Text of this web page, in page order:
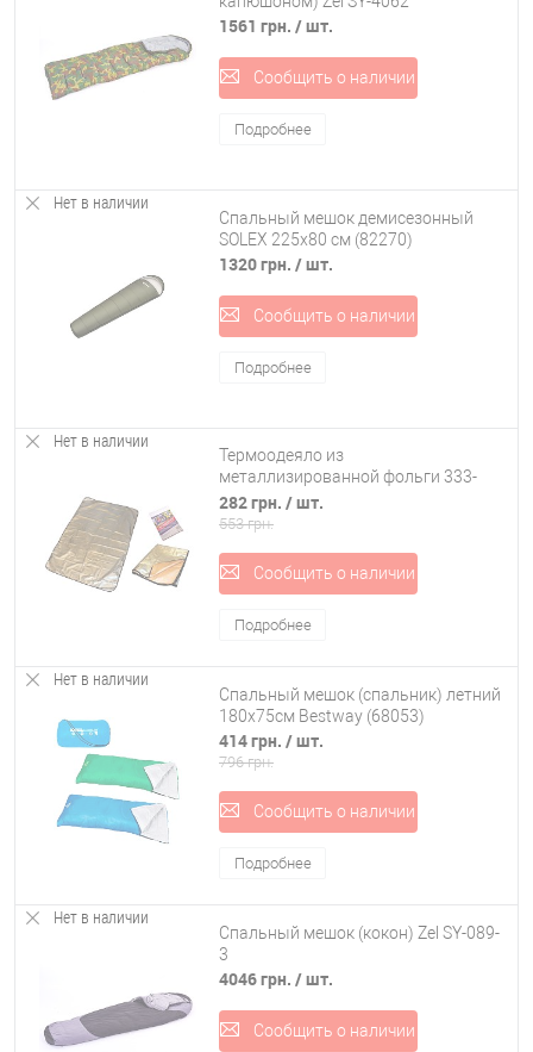
1561 грн. / шт.
Сообщить о наличии
Подробнее
Нет в наличии
Спальный мешок демисезонный
SOLEX 225x80 см (82270)
1320 грн. / шт.
Сообщить о наличии
Подробнее
Нет в наличии
Термоодеяло из
металлизированной фольги 333-
327
282 грн. / шт.
553 грн.
Сообщить о наличии
Подробнее
Нет в наличии
Спальный мешок (спальник) летний
180х75см Bestway (68053)
414 грн. / шт.
796 грн.
Сообщить о наличии
Подробнее
Нет в наличии
Спальный мешок (кокон) Zel SY-089-
3
4046 грн. / шт.
Сообщить о наличии